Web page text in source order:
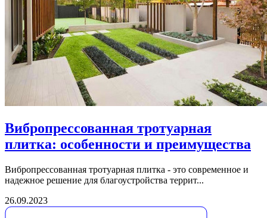
Вибропрессованная тротуарная
плитка: особенности и преимущества
Вибропрессованная тротуарная плитка - это современное и
надежное решение для благоустройства террит...
26.09.2023